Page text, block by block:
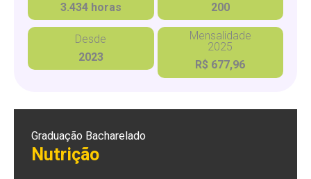
3.434 horas
200
Desde
2023
Mensalidade
2025
R$ 677,96
Graduação Bacharelado
Nutrição